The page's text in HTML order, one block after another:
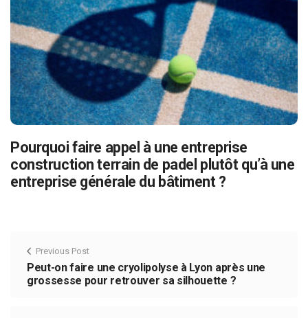
Pourquoi faire appel à une entreprise
construction terrain de padel plutôt qu’à une
entreprise générale du bâtiment ?
Previous Post
Peut-on faire une cryolipolyse à Lyon après une
grossesse pour retrouver sa silhouette ?